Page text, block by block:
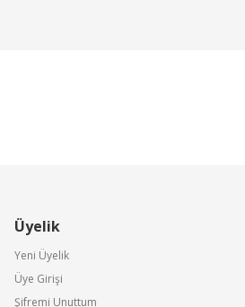
Üyelik
Yeni Üyelik
Üye Girişi
Şifremi Unuttum